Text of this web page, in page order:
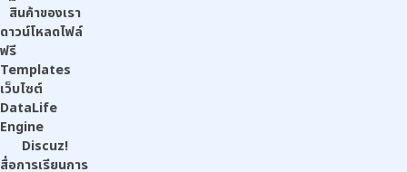
สินค้าของเรา
ดาวน์โหลดไฟล์
ฟรี
Templates
เว็บไซต์
DataLife
Engine
Discuz!
สื่อการเรียนการ